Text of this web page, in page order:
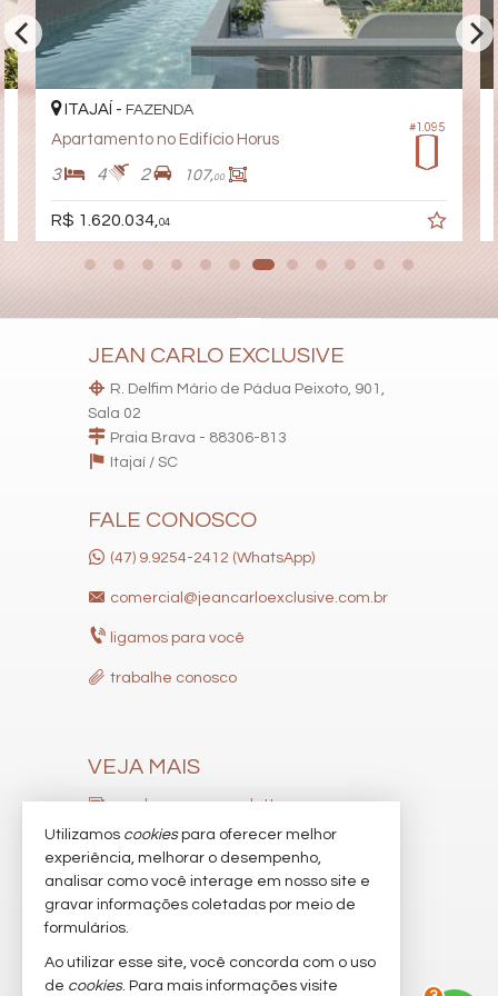
#1.095
ITAJAÍ - FAZENDA
Apartamento no Edifício Horus
3 4 2 107,00
R$ 1.620.034, 04
JEAN CARLO EXCLUSIVE
R. Delfim Mário de Pádua Peixoto, 901,
Sala 02
Praia Brava - 88306-813
Itajaí / SC
FALE CONOSCO
(47) 9.9254-2412 (WhatsApp)
comercial@jeancarloexclusive.com.br
ligamos para você
trabalhe conosco
VEJA MAIS
receba nosso newsletter
indicadores financeiros
cadastre seu imóvel
imóveis favoritos
mapa de imóveis
Utilizamos cookiespara oferecer melhor
experiência, melhorar o desempenho,
analisar como você interage em nosso site e
gravar informações coletadas por meio de
formulários.
Ao utilizar esse site, você concorda com o uso
de cookies. Para mais informações visite